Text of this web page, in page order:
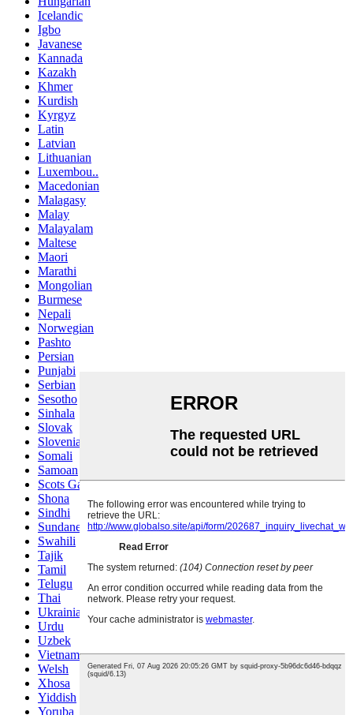
Icelandic
Igbo
Javanese
Kannada
Kazakh
Khmer
Kurdish
Kyrgyz
Latin
Latvian
Lithuanian
Luxembou..
Macedonian
Malagasy
Malay
Malayalam
Maltese
Maori
Marathi
Mongolian
Burmese
Nepali
Norwegian
Pashto
Persian
Punjabi
Serbian
Sesotho
Sinhala
Slovak
Slovenian
Somali
Samoan
Scots Gaelic
Shona
Sindhi
Sundanese
Swahili
Tajik
Tamil
Telugu
Thai
Ukrainian
Urdu
Uzbek
Vietnamese
Welsh
Xhosa
Yiddish
Yoruba